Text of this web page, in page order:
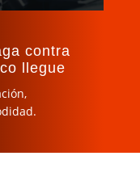
contra
llegue